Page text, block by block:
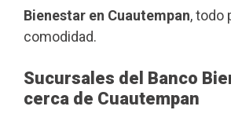
Bienestar en Cuautempan, todo
comodidad.
Sucursales del Banco
cerca de Cuautempan